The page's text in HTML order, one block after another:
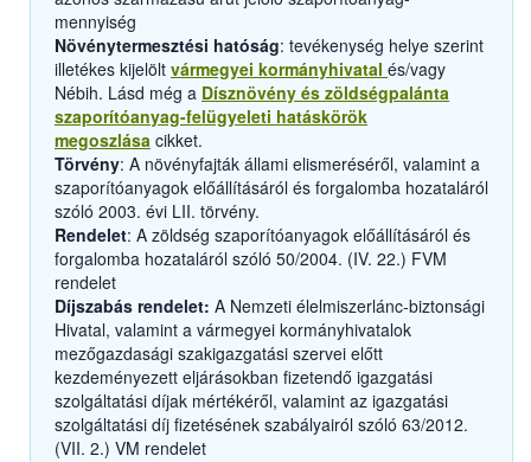
mennyiség
Növénytermesztési hatóság: tevékenység helye szerint
illetékes kijelölt vármegyei kormányhivatal és/vagy
Nébih. Lásd még a Dísznövény és zöldségpalánta
szaporítóanyag-felügyeleti hatáskörök
megoszlása cikket.
Törvény: A növényfajták állami elismeréséről, valamint a
szaporítóanyagok előállításáról és forgalomba hozataláról
szóló 2003. évi LII. törvény.
Rendelet: A zöldség szaporítóanyagok előállításáról és
forgalomba hozataláról szóló 50/2004. (IV. 22.) FVM
rendelet
Díjszabás rendelet: A Nemzeti élelmiszerlánc-biztonsági
Hivatal, valamint a vármegyei kormányhivatalok
mezőgazdasági szakigazgatási szervei előtt
kezdeményezett eljárásokban fizetendő igazgatási
szolgáltatási díjak mértékéről, valamint az igazgatási
szolgáltatási díj fizetésének szabályairól szóló 63/2012.
(VII. 2.) VM rendelet